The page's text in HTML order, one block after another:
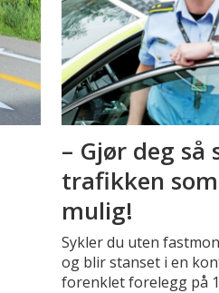
– Gjør deg så
trafikken
mulig!
Sykler du uten
og blir stanset i en
forenklet forelegg på